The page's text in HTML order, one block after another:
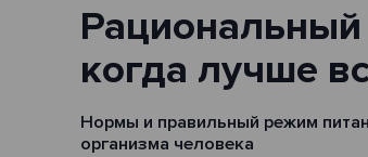
когда лучше
Нормы и правильный режим
организма человека